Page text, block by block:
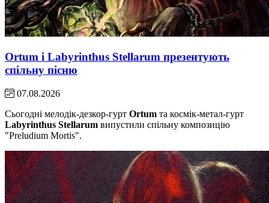
Ortum і Labyrinthus Stellarum презентують
спільну пісню
07.08.2026
Сьогодні мелодік-дезкор-гурт Ortum та космік-метал-гурт
Labyrinthus Stellarum випустили спільну композицію
"Preludium Mortis".